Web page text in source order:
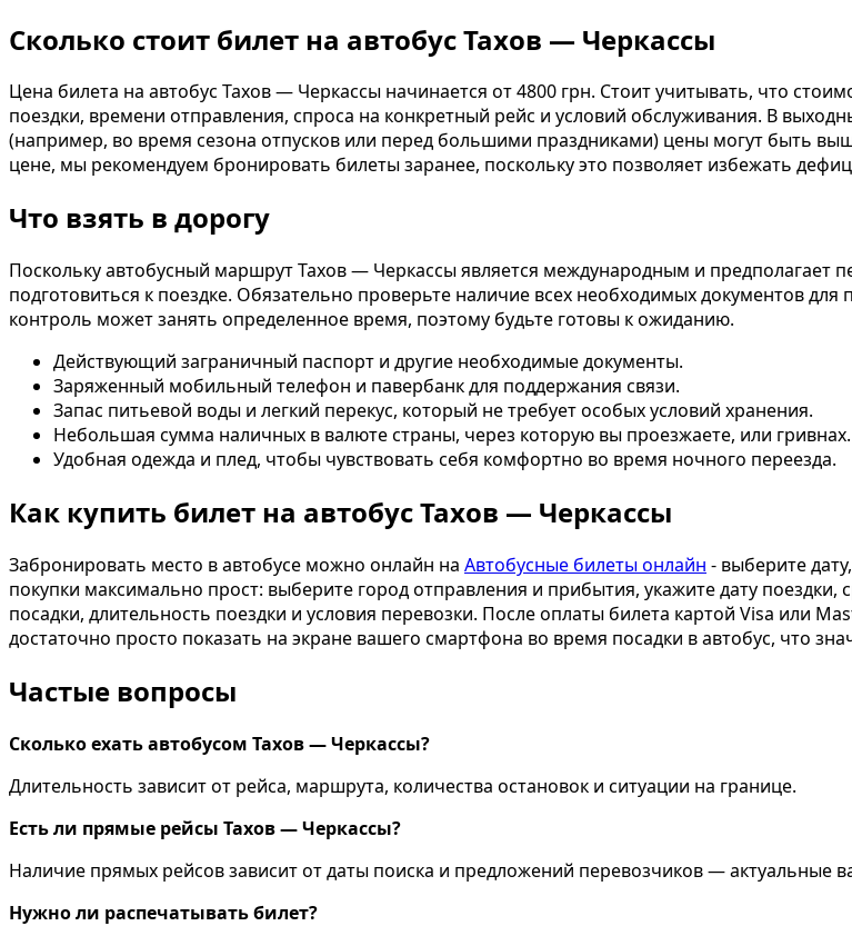
Сколько стоит билет на автобус Тахов — Черкассы
Цена билета на автобус Тахов — Черкассы начинается от 4800 грн. Стоит учитывать, что
поездки, времени отправления, спроса на конкретный рейс и условий обслуживания. В
(например, во время сезона отпусков или перед большими праздниками) цены могут быть
цене, мы рекомендуем бронировать билеты заранее, поскольку это позволяет избежать
Что взять в дорогу
Поскольку автобусный маршрут Тахов — Черкассы является международным и
подготовиться к поездке. Обязательно проверьте наличие всех необходимых документов
контроль может занять определенное время, поэтому будьте готовы к ожиданию.
Действующий заграничный паспорт и другие необходимые документы.
Заряженный мобильный телефон и павербанк для поддержания связи.
Запас питьевой воды и легкий перекус, который не требует особых условий хранения.
Небольшая сумма наличных в валюте страны, через которую вы проезжаете, или гривнах.
Удобная одежда и плед, чтобы чувствовать себя комфортно во время ночного переезда.
Как купить билет на автобус Тахов — Черкассы
Забронировать место в автобусе можно онлайн на Автобусные билеты онлайн - выберите
покупки максимально прост: выберите город отправления и прибытия, укажите дату
посадки, длительность поездки и условия перевозки. После оплаты билета картой Visa или
достаточно просто показать на экране вашего смартфона во время посадки в автобус, что
Частые вопросы
Сколько ехать автобусом Тахов — Черкассы?
Длительность зависит от рейса, маршрута, количества остановок и ситуации на границе.
Есть ли прямые рейсы Тахов — Черкассы?
Наличие прямых рейсов зависит от даты поиска и предложений перевозчиков — актуальные
Нужно ли распечатывать билет?